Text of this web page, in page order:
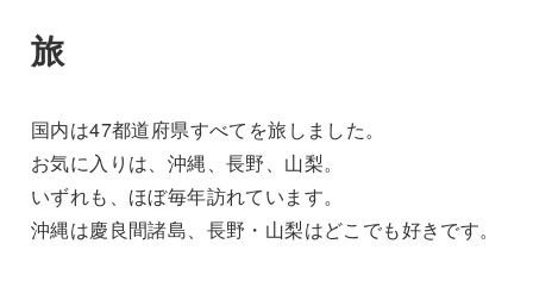
旅
国内は47都道府県すべてを旅しました。
お気に入りは、沖縄、長野、山梨。
いずれも、ほぼ毎年訪れています。
沖縄は慶良間諸島、長野・山梨はどこでも好きです。